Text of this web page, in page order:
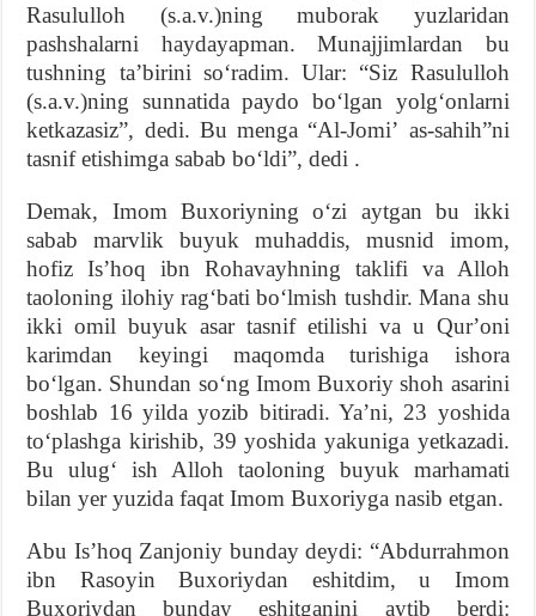
Rasululloh (s.a.v.)ning muborak yuzlaridan
pashshalarni haydayapman. Munajjimlardan bu
tushning taʼbirini soʻradim. Ular: “Siz Rasululloh
(s.a.v.)ning sunnatida paydo boʻlgan yolgʻonlarni
ketkazasiz”, dedi. Bu menga “Al-Jomiʼ as-sahih”ni
tasnif etishimga sabab boʻldi”, dedi .
Demak, Imom Buxoriyning oʻzi aytgan bu ikki
sabab marvlik buyuk muhaddis, musnid imom,
hofiz Isʼhoq ibn Rohavayhning taklifi va Alloh
taoloning ilohiy ragʻbati boʻlmish tushdir. Mana shu
ikki omil buyuk asar tasnif etilishi va u Qurʼoni
karimdan keyingi maqomda turishiga ishora
boʻlgan. Shundan soʻng Imom Buxoriy shoh asarini
boshlab 16 yilda yozib bitiradi. Yaʼni, 23 yoshida
toʻplashga kirishib, 39 yoshida yakuniga yetkazadi.
Bu ulugʻ ish Alloh taoloning buyuk marhamati
bilan yer yuzida faqat Imom Buxoriyga nasib etgan.
Abu Isʼhoq Zanjoniy bunday deydi: “Abdurrahmon
ibn Rasoyin Buxoriydan eshitdim, u Imom
Buxoriydan bunday eshitganini aytib berdi: